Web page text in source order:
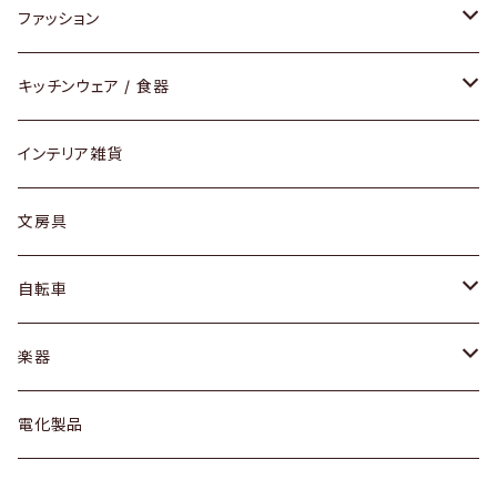
チェア / スツール
ダイニングセット / ダイニングテーブル
ローテーブル / サイドテーブル
デスク / コンソール
ドレッサー
シェルフ
キュリオケース / 飾り棚
ペンダントライト
テーブルランプ / デスクスタンド
フロアライト
ファッション
アクセサリー
リング
ピアス / イヤリング
財布
バッグ
アウター
トップス
ワンピース
キッチンウェア / 食器
グラス / タンブラー
カップ / マグ
プレート / ボウル
カトラリー
ケトル / ティーポット
インテリア雑貨
文房具
自転車
dahon
楽器
ギター
電化製品